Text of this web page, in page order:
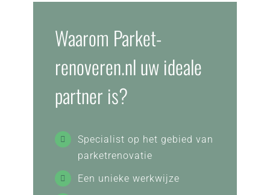
Waarom Parket-
renoveren.nl uw ideale
partner is?
Specialist op het gebied van
parketrenovatie
Een unieke werkwijze